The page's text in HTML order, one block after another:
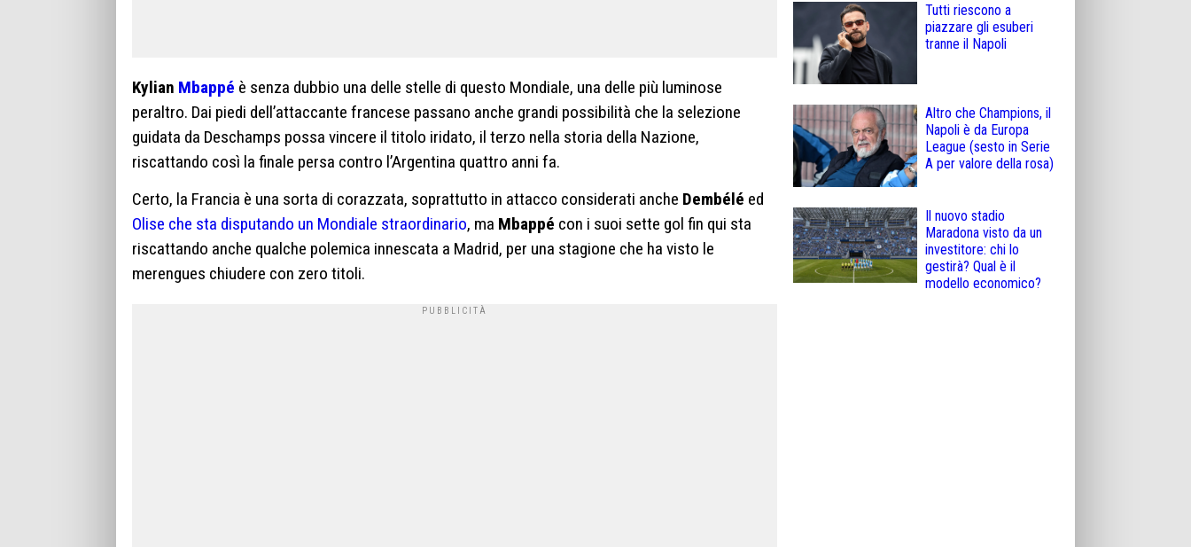
Kylian Mbappé è senza dubbio una delle stelle di questo Mondiale, una delle più luminose
peraltro. Dai piedi dell’attaccante francese passano anche grandi possibilità che la selezione
guidata da Deschamps possa vincere il titolo iridato, il terzo nella storia della Nazione,
riscattando così la finale persa contro l’Argentina quattro anni fa.
Certo, la Francia è una sorta di corazzata, soprattutto in attacco considerati anche Dembélé ed
Olise che sta disputando un Mondiale straordinario, ma Mbappé con i suoi sette gol fin qui sta
riscattando anche qualche polemica innescata a Madrid, per una stagione che ha visto le
merengues chiudere con zero titoli.
Tutti riescono a
piazzare gli esuberi
tranne il Napoli
Altro che Champions, il
Napoli è da Europa
League (sesto in Serie
A per valore della rosa)
Il nuovo stadio
Maradona visto da un
investitore: chi lo
gestirà? Qual è il
modello economico?